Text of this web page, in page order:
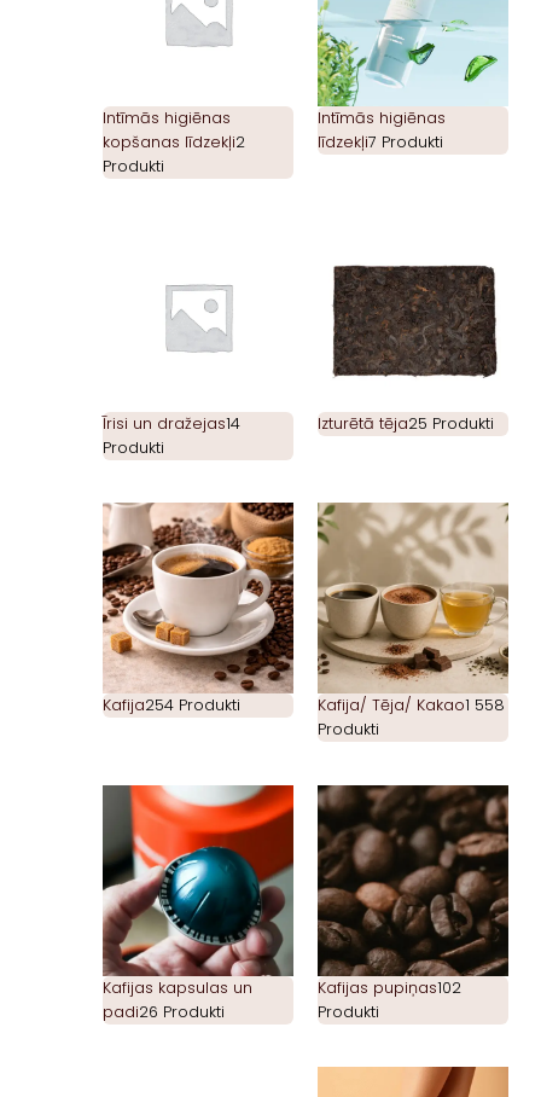
Intīmās higiēnas
kopšanas līdzekļi2
Produkti
Intīmās higiēnas
līdzekļi7 Produkti
Īrisi un dražejas14
Produkti
Izturētā tēja25 Produkti
Kafija254 Produkti Kafija/ Tēja/ Kakao1 558
Produkti
Kafijas kapsulas un
padi26 Produkti
Kafijas pupiņas102
Produkti